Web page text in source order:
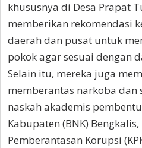
khususnya di Desa Prapat
memberikan rekomendasi
daerah dan pusat untuk
pokok agar sesuai dengan
Selain itu, mereka juga
memberantas narkoba dan
naskah akademis
Kabupaten (BNK)
Pemberantasan Korupsi